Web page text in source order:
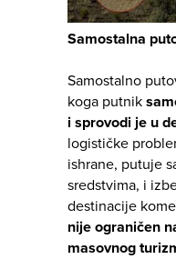
Samostalna
Samostalno
koga putnik
i sprovodi je u
logističke
ishrane, putuje
sredstvima, i
destinacije
nije ograničen
masovnog